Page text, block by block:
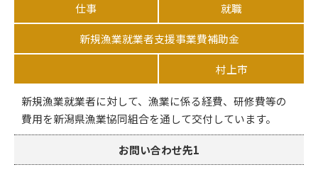
仕事 就職
新規漁業就業者支援事業費補助金
村上市
新規漁業就業者に対して、漁業に係る経費、研修費等の
費用を新潟県漁業協同組合を通して交付しています。
お問い合わせ先1